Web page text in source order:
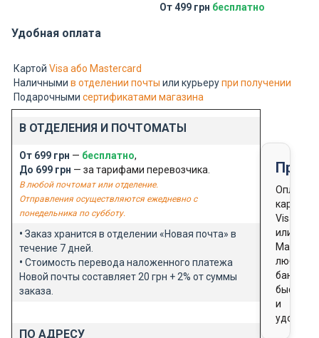
От 499 грн бесплатно
Удобная оплата
Картой Visa або Mastercard
Наличными в отделении почты или курьерупри получении
Подарочными сертификатами магазина
В ОТДЕЛЕНИЯ И ПОЧТОМАТЫ
От 699 грн — бесплатно,
До 699 грн — за тарифами перевозчика.
В любой почтомат или отделение.
Отправления осуществляются ежедневно с
понедельника по субботу.
• Заказ хранится в отделении «Новая почта» в
течение 7 дней.
• Стоимость перевода наложенного платежа
Новой почты составляет 20 грн + 2% от суммы
заказа.
ПО АДРЕСУ
Оплата
картой
Visa
или
любого
банка
быстро
и
удобно